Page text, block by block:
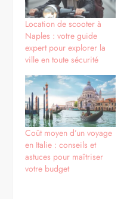
Location de scooter à
Naples : votre guide
expert pour explorer la
ville en toute sécurité
Coût moyen d’un voyage
en Italie : conseils et
astuces pour maîtriser
votre budget